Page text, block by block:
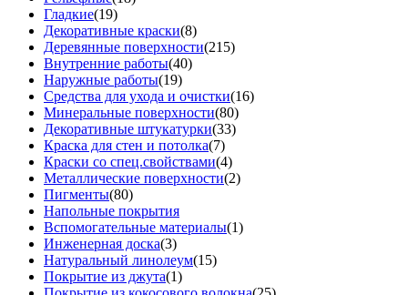
Гладкие(19)
Декоративные краски(8)
Деревянные поверхности(215)
Внутренние работы(40)
Наружные работы(19)
Средства для ухода и очистки(16)
Минеральные поверхности(80)
Декоративные штукатурки(33)
Краска для стен и потолка(7)
Краски со спец.свойствами(4)
Металлические поверхности(2)
Пигменты(80)
Напольные покрытия
Вспомогательные материалы(1)
Инженерная доска(3)
Натуральный линолеум(15)
Покрытие из джута(1)